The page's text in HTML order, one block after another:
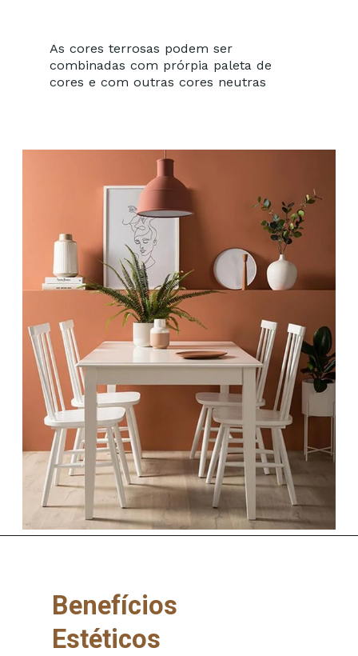
As cores terrosas podem ser
combinadas com prórpia paleta de
cores e com outras cores neutras
Benefícios
Estéticos